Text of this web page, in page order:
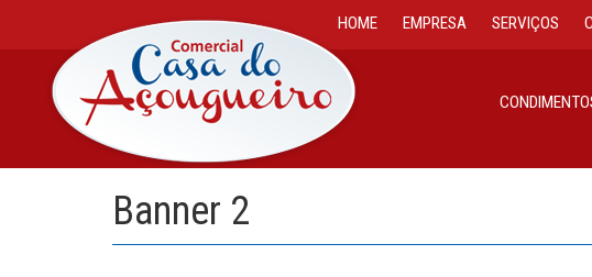
Pular para o conteúdo HOME EMPRESA SERVIÇOS
Banner 2